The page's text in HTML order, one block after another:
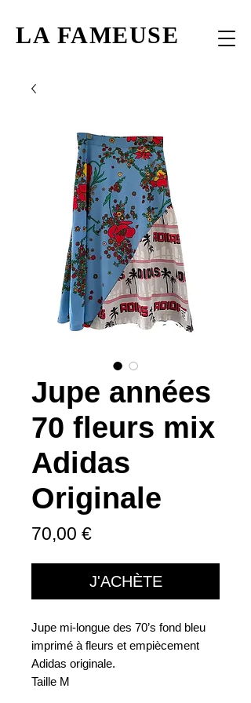
LA FAMEUSE
Jupe années
70 fleurs mix
Adidas
Originale
70,00 €Prix
J'ACHÈTE
Jupe mi-longue des 70’s fond bleu
imprimé à fleurs et empiècement
Adidas originale.
Taille M